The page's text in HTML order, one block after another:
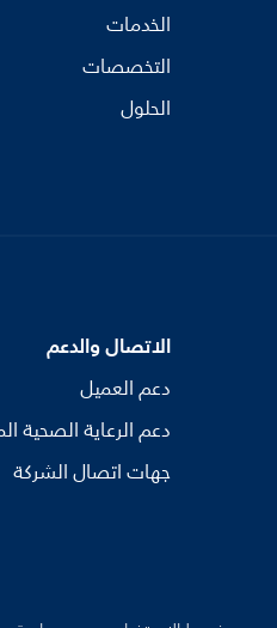
الخدمات
التخصصات
الحلول
الاتصال والدعم
دعم العميل
دعم الرعاية الصحية
جهات اتصال الشركة